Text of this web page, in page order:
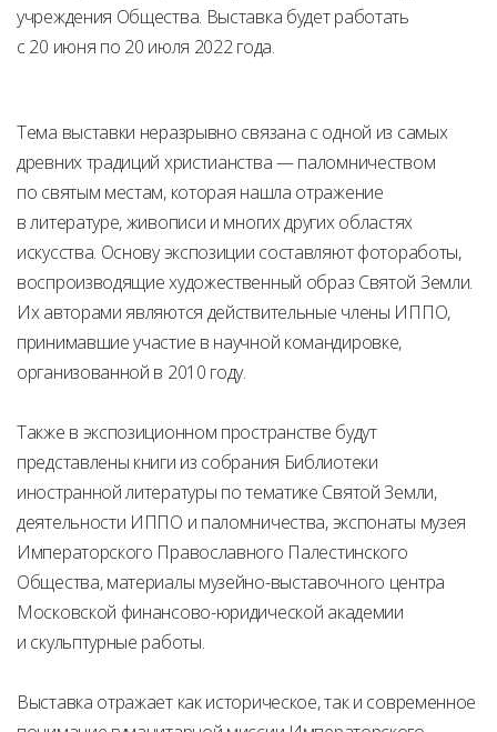
учреждения Общества. Выставка будет работать
с 20 июня по 20 июля 2022 года.
Тема выставки неразрывно связана с одной из самых
древних традиций христианства — паломничеством
по святым местам, которая нашла отражение
в литературе, живописи и многих других областях
искусства. Основу экспозиции составляют фотоработы,
воспроизводящие художественный образ Святой Земли.
Их авторами являются действительные члены ИППО,
принимавшие участие в научной командировке,
организованной в 2010 году.
Также в экспозиционном пространстве будут
представлены книги из собрания Библиотеки
иностранной литературы по тематике Святой Земли,
деятельности ИППО и паломничества, экспонаты музея
Императорского Православного Палестинского
Общества, материалы музейно-выставочного центра
Московской финансово-юридической академии
и скульптурные работы.
Выставка отражает как историческое, так и современное